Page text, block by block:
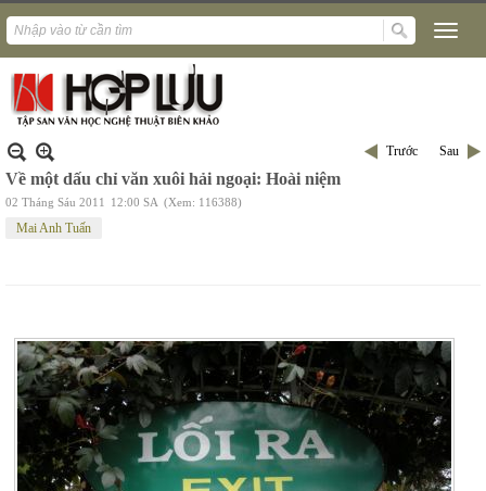
Trước Sau
Về một dấu chỉ văn xuôi hải ngoại: Hoài niệm
02 Tháng Sáu 2011 12:00 SA (Xem: 116388)
Mai Anh Tuấn